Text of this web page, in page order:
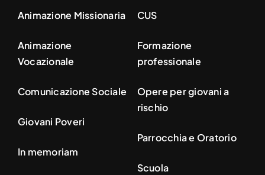
Animazione Missionaria
Animazione
Vocazionale
Comunicazione Sociale
Giovani Poveri
In memoriam
CUS
Formazione
professionale
Opere per giovani a
rischio
Parrocchia e Oratorio
Scuola